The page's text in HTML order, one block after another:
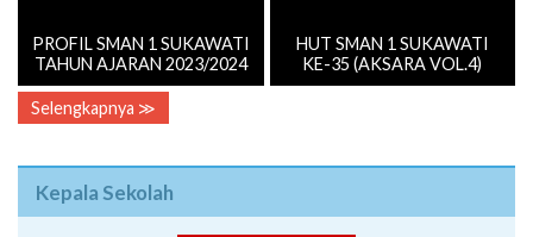
PROFIL SMAN 1 SUKAWATI
TAHUN AJARAN 2023/2024
HUT SMAN 1 SUKAWATI
KE-35 (AKSARA VOL.4)
Selengkapnya ≫
Kepala Sekolah